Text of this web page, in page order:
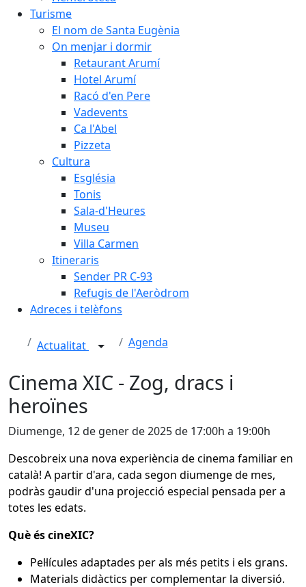
Turisme
El nom de Santa Eugènia
On menjar i dormir
Retaurant Arumí
Hotel Arumí
Racó d'en Pere
Vadevents
Ca l'Abel
Pizzeta
Cultura
Església
Tonis
Sala-d'Heures
Museu
Villa Carmen
Itineraris
Sender PR C-93
Refugis de l'Aeròdrom
Adreces i telèfons
Actualitat Agenda
Cinema XIC - Zog, dracs i
heroïnes
Diumenge, 12 de gener de 2025 de 17:00h a 19:00h
Descobreix una nova experiència de cinema familiar en
català! A partir d'ara, cada segon diumenge de mes,
podràs gaudir d'una projecció especial pensada per a
totes les edats.
Què és cineXIC?
Pel·lícules adaptades per als més petits i els grans.
Materials didàctics per complementar la diversió.